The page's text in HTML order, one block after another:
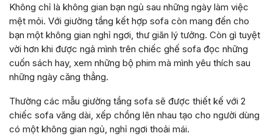
Không chỉ là không gian bạn ngủ sau những ngày làm việc
mệt mỏi. Với giường tầng kết hợp sofa còn mang đến cho
bạn một không gian nghỉ ngơi, thư giãn lý tưởng. Còn gì tuyệt
vời hơn khi được ngả mình trên chiếc ghế sofa đọc những
cuốn sách hay, xem những bộ phim mà mình yêu thích sau
những ngày căng thẳng.
Thường các mẫu giường tầng sofa sẽ được thiết kế với 2
chiếc sofa văng dài, xếp chồng lên nhau tạo cho người dùng
có một không gian ngủ, nghỉ ngơi thoải mái.